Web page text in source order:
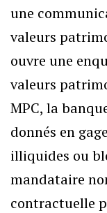
une
valeurs
ouvre une
valeurs
MPC, la
donnés en
illiquides ou
mandataire
contractuelle